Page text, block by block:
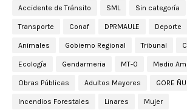
Accidente de Tránsito SML Sin categoría
Transporte Conaf DPRMAULE Deporte
Animales Gobierno Regional Tribunal
Ecología Gendarmeria MT-0 Medio
Obras Públicas Adultos Mayores GORE
Incendios Forestales Linares Mujer